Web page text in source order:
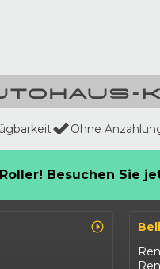
Ohne
Besuchen Sie